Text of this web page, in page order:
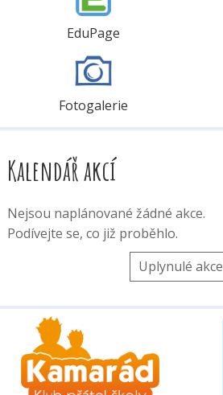
EduPage
Fotogalerie
Kalendář akcí
Nejsou naplánované žádné akce.
Podívejte se, co již proběhlo.
Uplynulé akce